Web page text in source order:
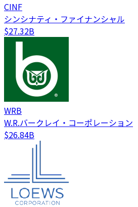
CINF
シンシナティ・ファイナンシャル
$27.32B
WRB
W.R.バークレイ・コーポレーション
$26.84B